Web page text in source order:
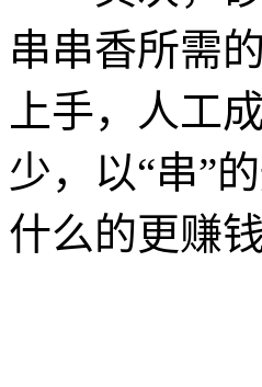
串串香所需
上手，人工
少，以“串”
什么的更赚钱